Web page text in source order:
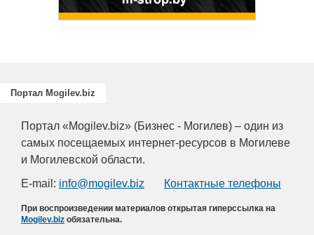
Портал Mogilev.biz
Портал «Mogilev.biz» (Бизнес - Могилев) – один из
самых посещаемых интернет-ресурсов в Могилеве
и Могилевской области.
E-mail: info@mogilev.biz Контактные телефоны
При воспроизведении материалов открытая гиперссылка на
Mogilev.biz обязательна.